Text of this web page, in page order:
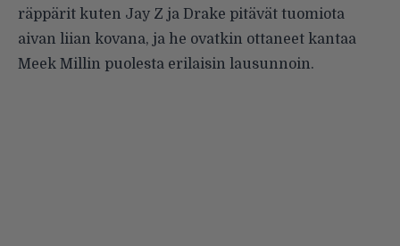
räppärit kuten Jay Z ja Drake pitävät tuomiota
aivan liian kovana, ja he ovatkin ottaneet kantaa
Meek Millin puolesta erilaisin lausunnoin.